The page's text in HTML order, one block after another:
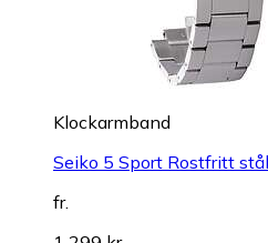
Klockarmband
Seiko 5 Sport Rostfritt
fr.